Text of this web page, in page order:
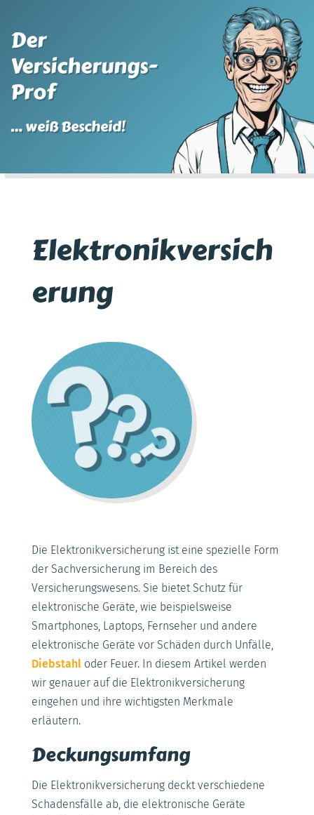
Der
Versicherungs-
Prof
… weiß Bescheid!
Elektronikversich
erung
Die Elektronikversicherung ist eine spezielle Form
der Sachversicherung im Bereich des
Versicherungswesens. Sie bietet Schutz für
elektronische Geräte, wie beispielsweise
Smartphones, Laptops, Fernseher und andere
elektronische Geräte vor Schäden durch Unfälle,
Diebstahloder Feuer. In diesem Artikel werden
wir genauer auf die Elektronikversicherung
eingehen und ihre wichtigsten Merkmale
erläutern.
Deckungsumfang
Die Elektronikversicherung deckt verschiedene
Schadensfälle ab, die elektronische Geräte